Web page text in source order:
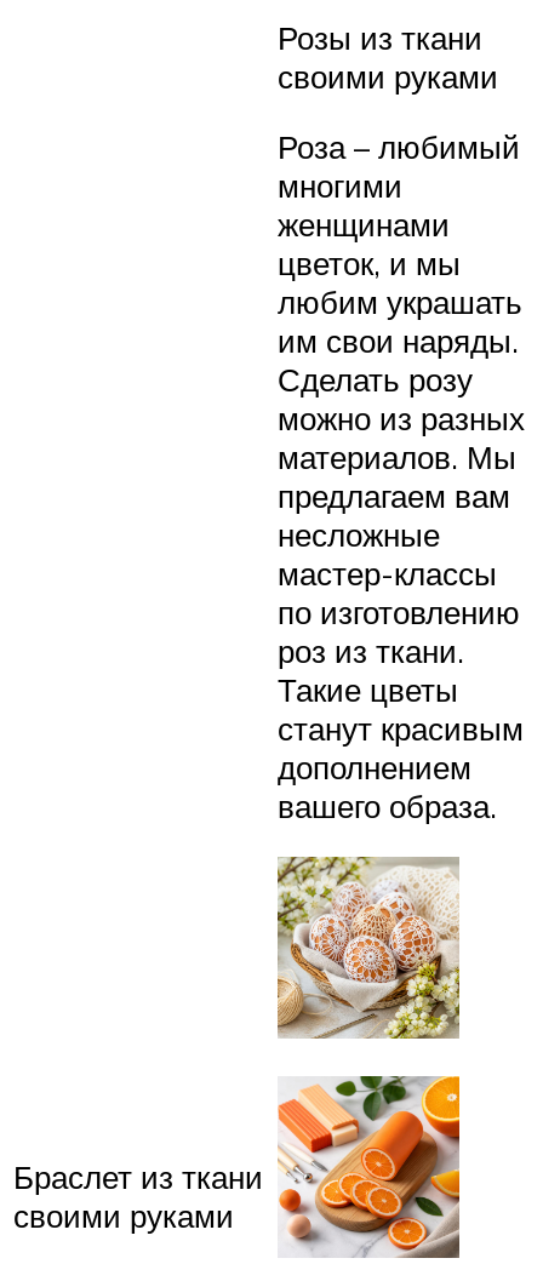
Браслет из ткани
своими руками
Розы из ткани
своими руками
Роза – любимый
многими
женщинами
цветок, и мы
любим украшать
им свои наряды.
Сделать розу
можно из разных
материалов. Мы
предлагаем вам
несложные
мастер-классы
по изготовлению
роз из ткани.
Такие цветы
станут красивым
дополнением
вашего образа.